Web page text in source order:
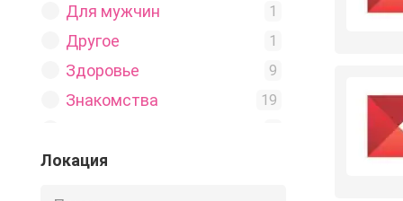
Для мужчин 1
Другое 1
Здоровье 9
Знакомства 19
Косметика
Локация